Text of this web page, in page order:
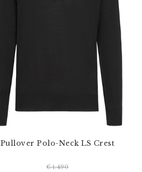
Pullover Polo-Neck LS Crest
€ 1.490